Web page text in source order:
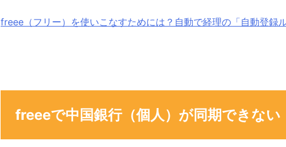
freee（フリー）を使いこなすためには？自動で経理の「自動登録
freeeで中国銀行（個人）が同期できない